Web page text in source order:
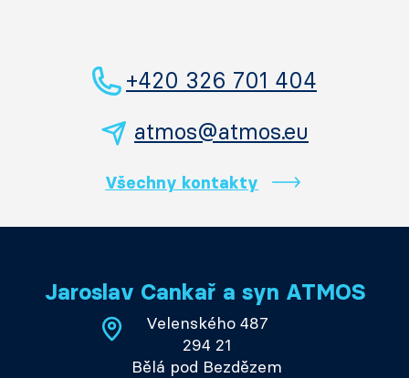
+420 326 701 404
atmos@atmos.eu
Všechny kontakty
Jaroslav Cankař a syn ATMOS
Velenského 487
294 21
Bělá pod Bezdězem